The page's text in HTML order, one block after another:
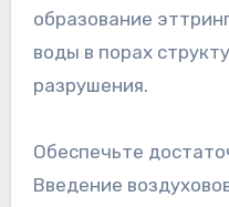
образование
воды в порах
разрушения.
Обеспечьте
Введение